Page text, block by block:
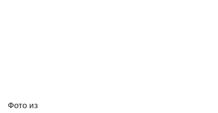
Фото из